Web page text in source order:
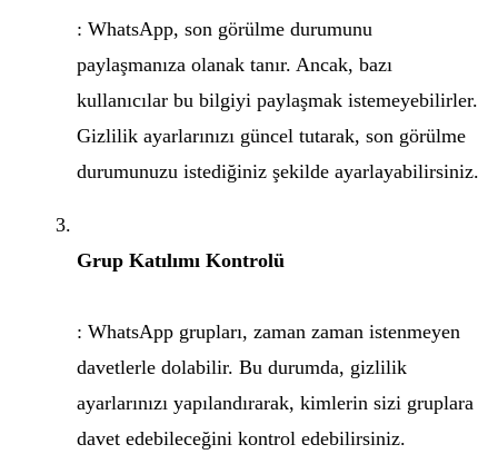
: WhatsApp, son görülme durumunu
paylaşmanıza olanak tanır. Ancak, bazı
kullanıcılar bu bilgiyi paylaşmak istemeyebilirler.
Gizlilik ayarlarınızı güncel tutarak, son görülme
durumunuzu istediğiniz şekilde ayarlayabilirsiniz.
Grup Katılımı Kontrolü
: WhatsApp grupları, zaman zaman istenmeyen
davetlerle dolabilir. Bu durumda, gizlilik
ayarlarınızı yapılandırarak, kimlerin sizi gruplara
davet edebileceğini kontrol edebilirsiniz.